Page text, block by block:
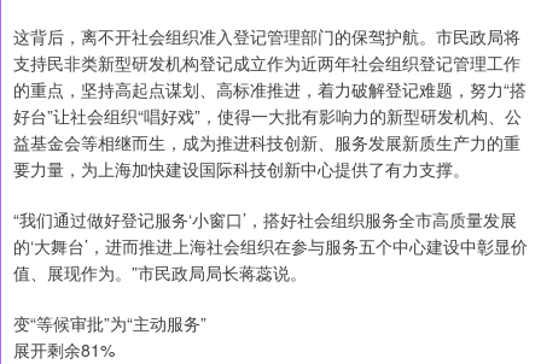
这背后，离不开社会组织准入登记管理部门的保驾护航。市民政局将
支持民非类新型研发机构登记成立作为近两年社会组织登记管理工作
的重点，坚持高起点谋划、高标准推进，着力破解登记难题，努力“搭
好台”让社会组织“唱好戏”，使得一大批有影响力的新型研发机构、公
益基金会等相继而生，成为推进科技创新、服务发展新质生产力的重
要力量，为上海加快建设国际科技创新中心提供了有力支撑。
“我们通过做好登记服务‘小窗口’，搭好社会组织服务全市高质量发展
的‘大舞台’，进而推进上海社会组织在参与服务五个中心建设中彰显价
值、展现作为。”市民政局局长蒋蕊说。
变“等候审批”为“主动服务”
展开剩余81%